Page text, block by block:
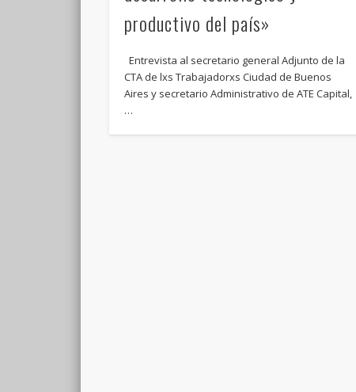
productivo del país»
Entrevista al secretario general Adjunto de la
CTA de lxs Trabajadorxs Ciudad de Buenos
Aires y secretario Administrativo de ATE Capital,
…